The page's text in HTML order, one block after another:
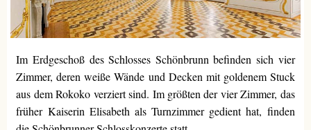
Im Erdgeschoß des Schlosses Schönbrunn befinden sich vier
Zimmer, deren weiße Wände und Decken mit goldenem Stuck
aus dem Rokoko verziert sind. Im größten der vier Zimmer, das
früher Kaiserin Elisabeth als Turnzimmer gedient hat, finden